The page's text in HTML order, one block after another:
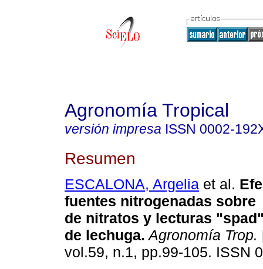
Agronomía Tropical
versión impresa ISSN 0002-
Resumen
ESCALONA, Argelia et al.
fuentes nitrogenadas
de nitratos y lecturas
de lechuga. Agronomía Trop.
vol.59, n.1, pp.99-105. ISSN